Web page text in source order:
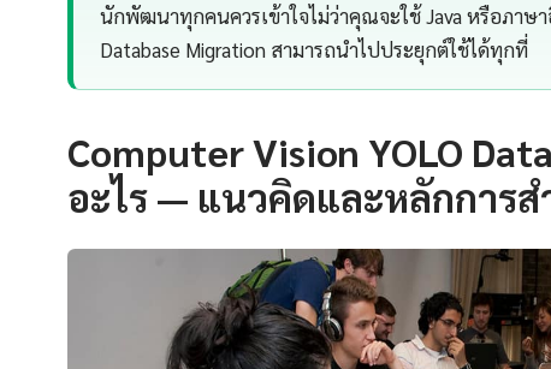
นักพัฒนาทุกคนควรเข้าใจไม่ว่าคุณจะใช้ Java หรือภาษา
Database Migration สามารถนำไปประยุกต์ใช้ได้ทุกที่
Computer Vision YOLO
อะไร — แนวคิดและหลักการ